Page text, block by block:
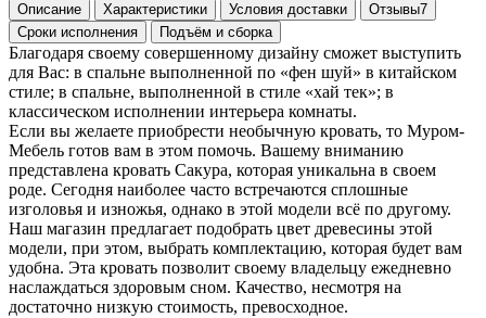
Описание Характеристики Условия доставки Отзывы7
Сроки исполнения
Подъём и сборка
Благодаря своему совершенному дизайну сможет выступить
для Вас: в спальне выполненной по «фен шуй» в китайском
стиле; в спальне, выполненной в стиле «хай тек»; в
классическом исполнении интерьера комнаты.
Если вы желаете приобрести необычную кровать, то Муром-
Мебель готов вам в этом помочь. Вашему вниманию
представлена кровать Сакура, которая уникальна в своем
роде. Сегодня наиболее часто встречаются сплошные
изголовья и изножья, однако в этой модели всё по другому.
Наш магазин предлагает подобрать цвет древесины этой
модели, при этом, выбрать комплектацию, которая будет вам
удобна. Эта кровать позволит своему владельцу ежедневно
наслаждаться здоровым сном. Качество, несмотря на
достаточно низкую стоимость, превосходное.